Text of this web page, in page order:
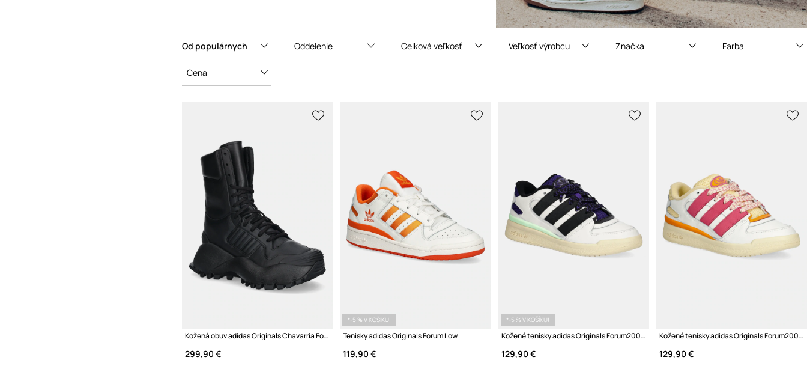
Od populárnych Oddelenie Celková veľkosť Veľkosť výrobcu Značka Farba
Cena
Kožená obuv adidas Originals Chavarria Forum Boot Mid
299,90 €
*-5 % V KOŠÍKU!
Tenisky adidas Originals Forum Low
119,90 €
*-5 % V KOŠÍKU!
Kožené tenisky adidas Originals Forum2000 W
129,90 €
Kožené tenisky adidas Originals Forum2000
129,90 €